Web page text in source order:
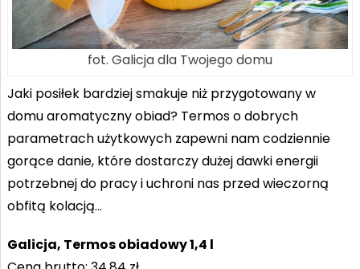
fot. Galicja dla Twojego domu
Jaki posiłek bardziej smakuje niż przygotowany w
domu aromatyczny obiad? Termos o dobrych
parametrach użytkowych zapewni nam codziennie
gorące danie, które dostarczy dużej dawki energii
potrzebnej do pracy i uchroni nas przed wieczorną
obfitą kolacją…
Galicja, Termos obiadowy 1,4 l